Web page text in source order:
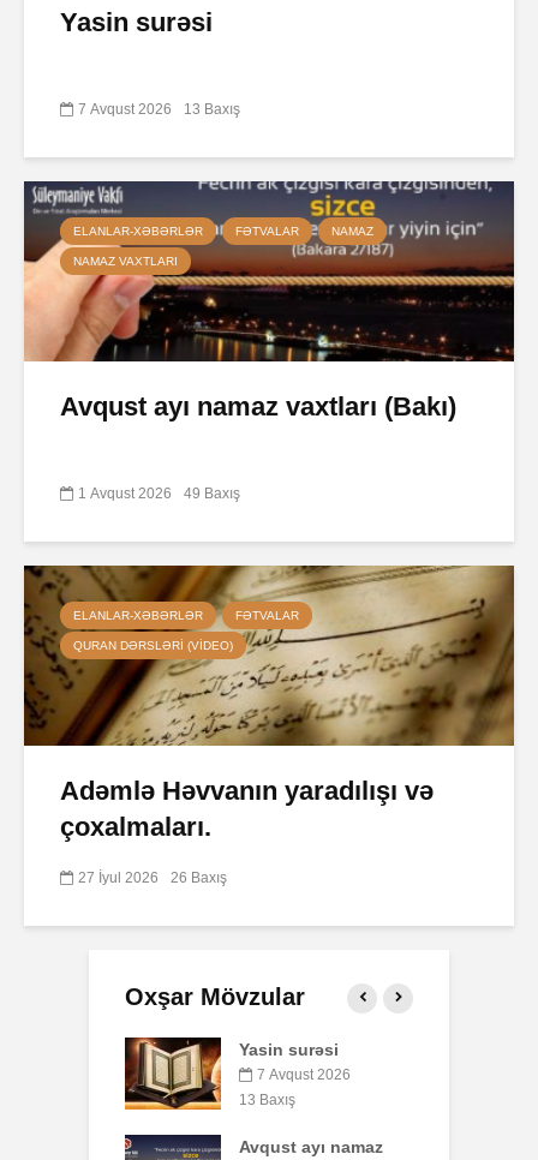
Yasin surəsi
7 Avqust 2026 13 Baxış
ELANLAR-XƏBƏRLƏR FƏTVALAR NAMAZ
NAMAZ VAXTLARI
Avqust ayı namaz vaxtları (Bakı)
1 Avqust 2026 49 Baxış
ELANLAR-XƏBƏRLƏR FƏTVALAR
QURAN DƏRSLƏRI (VIDEO)
Adəmlə Həvvanın yaradılışı və
çoxalmaları.
27 İyul 2026 26 Baxış
Oxşar Mövzular
Qeyri-müsəlmanı
öldürən bir
müsəlmana qisas
edilərmi?